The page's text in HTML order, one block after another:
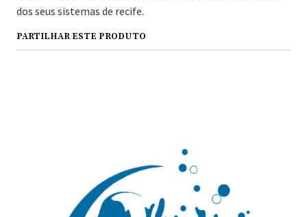
dos seus sistemas de recife.
PARTILHAR ESTE PRODUTO